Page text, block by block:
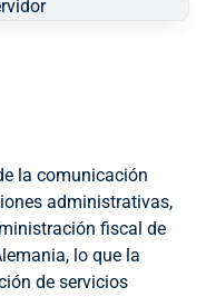
la comunicación
administrativas,
fiscal de
lo que la
de servicios